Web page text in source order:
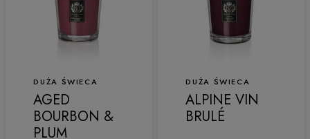
DUŻA ŚWIECA
AGED
BOURBON &
PLUM
DUŻA ŚWIECA
ALPINE VIN
BRULÉ